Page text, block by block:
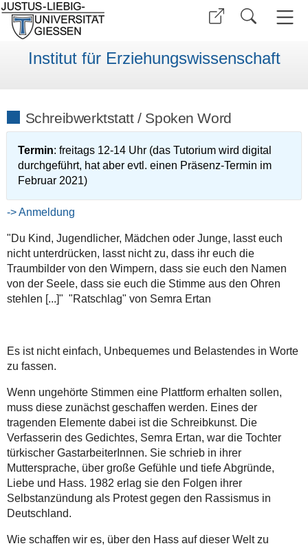
Institut für Erziehungswissenschaft
Schreibwerktstatt / Spoken Word
Termin: freitags 12-14 Uhr (das Tutorium wird digital
durchgeführt, hat aber evtl. einen Präsenz-Termin im
Februar 2021)
-> Anmeldung
"Du Kind, Jugendlicher, Mädchen oder Junge, lasst euch
nicht unterdrücken, lasst nicht zu, dass ihr euch die
Traumbilder von den Wimpern, dass sie euch den Namen
von der Seele, dass sie euch die Stimme aus den Ohren
stehlen [...]" "Ratschlag" von Semra Ertan
Es ist nicht einfach, Unbequemes und Belastendes in Worte
zu fassen.
Wenn ungehörte Stimmen eine Plattform erhalten sollen,
muss diese zunächst geschaffen werden. Eines der
tragenden Elemente dabei ist die Schreibkunst. Die
Verfasserin des Gedichtes, Semra Ertan, war die Tochter
türkischer GastarbeiterInnen. Sie schrieb in ihrer
Muttersprache, über große Gefühle und tiefe Abgründe,
Liebe und Hass. 1982 erlag sie den Folgen ihrer
Selbstanzündung als Protest gegen den Rassismus in
Deutschland.
Wie schaffen wir es, über den Hass auf dieser Welt zu